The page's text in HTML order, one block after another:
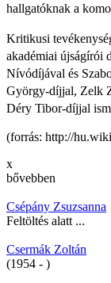
hallgatóknak a
Kritikusi
akadémiai újságírói
Nívódíjával és
György-díjjal, Zelk
Déry Tibor-díjjal
(forrás: http://
x
bővebben
Csépány Zsuzsanna
Feltöltés alatt ...
Csermák Zoltán
(1954 - )